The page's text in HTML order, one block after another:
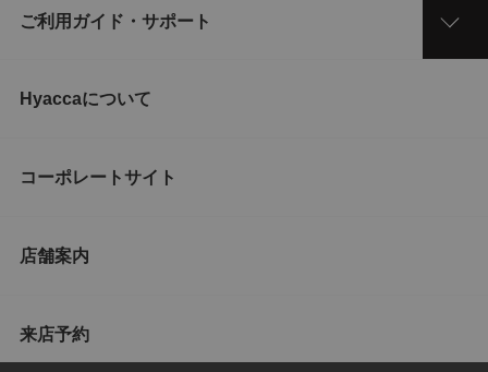
ご利用ガイド・サポート
Hyaccaについて
コーポレートサイト
店舗案内
来店予約